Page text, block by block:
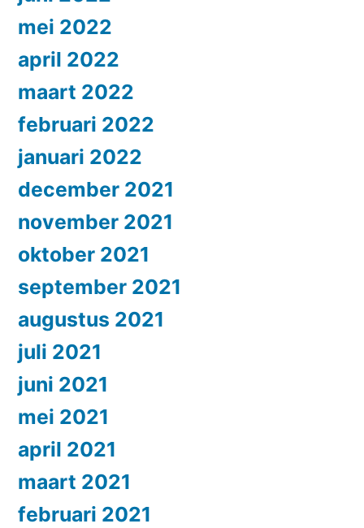
mei 2022
april 2022
maart 2022
februari 2022
januari 2022
december 2021
november 2021
oktober 2021
september 2021
augustus 2021
juli 2021
juni 2021
mei 2021
april 2021
maart 2021
februari 2021